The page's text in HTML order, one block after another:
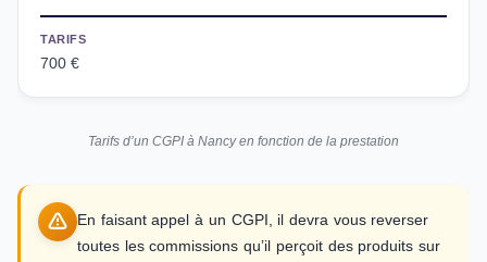
TARIFS
700 €
Tarifs d’un CGPI à Nancy en fonction de la prestation
En faisant appel à un CGPI, il devra vous reverser
toutes les commissions qu’il perçoit des produits sur